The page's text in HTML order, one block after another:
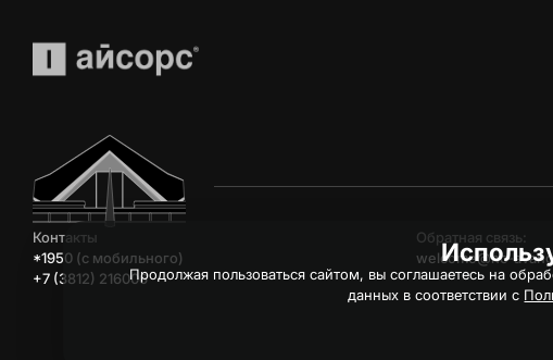
Контакты
*1950 (c мобильного)
+7 (3812) 216006
Обратная связь:
welcome@hc-
Продолжая пользоваться сайтом, вы соглашаетесь на
данных в соответствии с